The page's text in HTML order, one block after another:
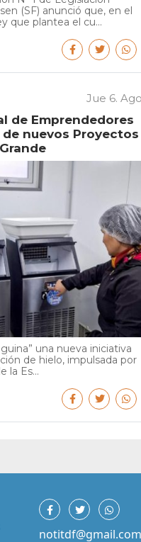
(SF) anunció que, en el
que plantea el cu...
Jue 6. Ago
de Emprendedores
nuevos Proyectos
una nueva iniciativa
de hielo, impulsada por
la Es...
notitdf@gmail.com